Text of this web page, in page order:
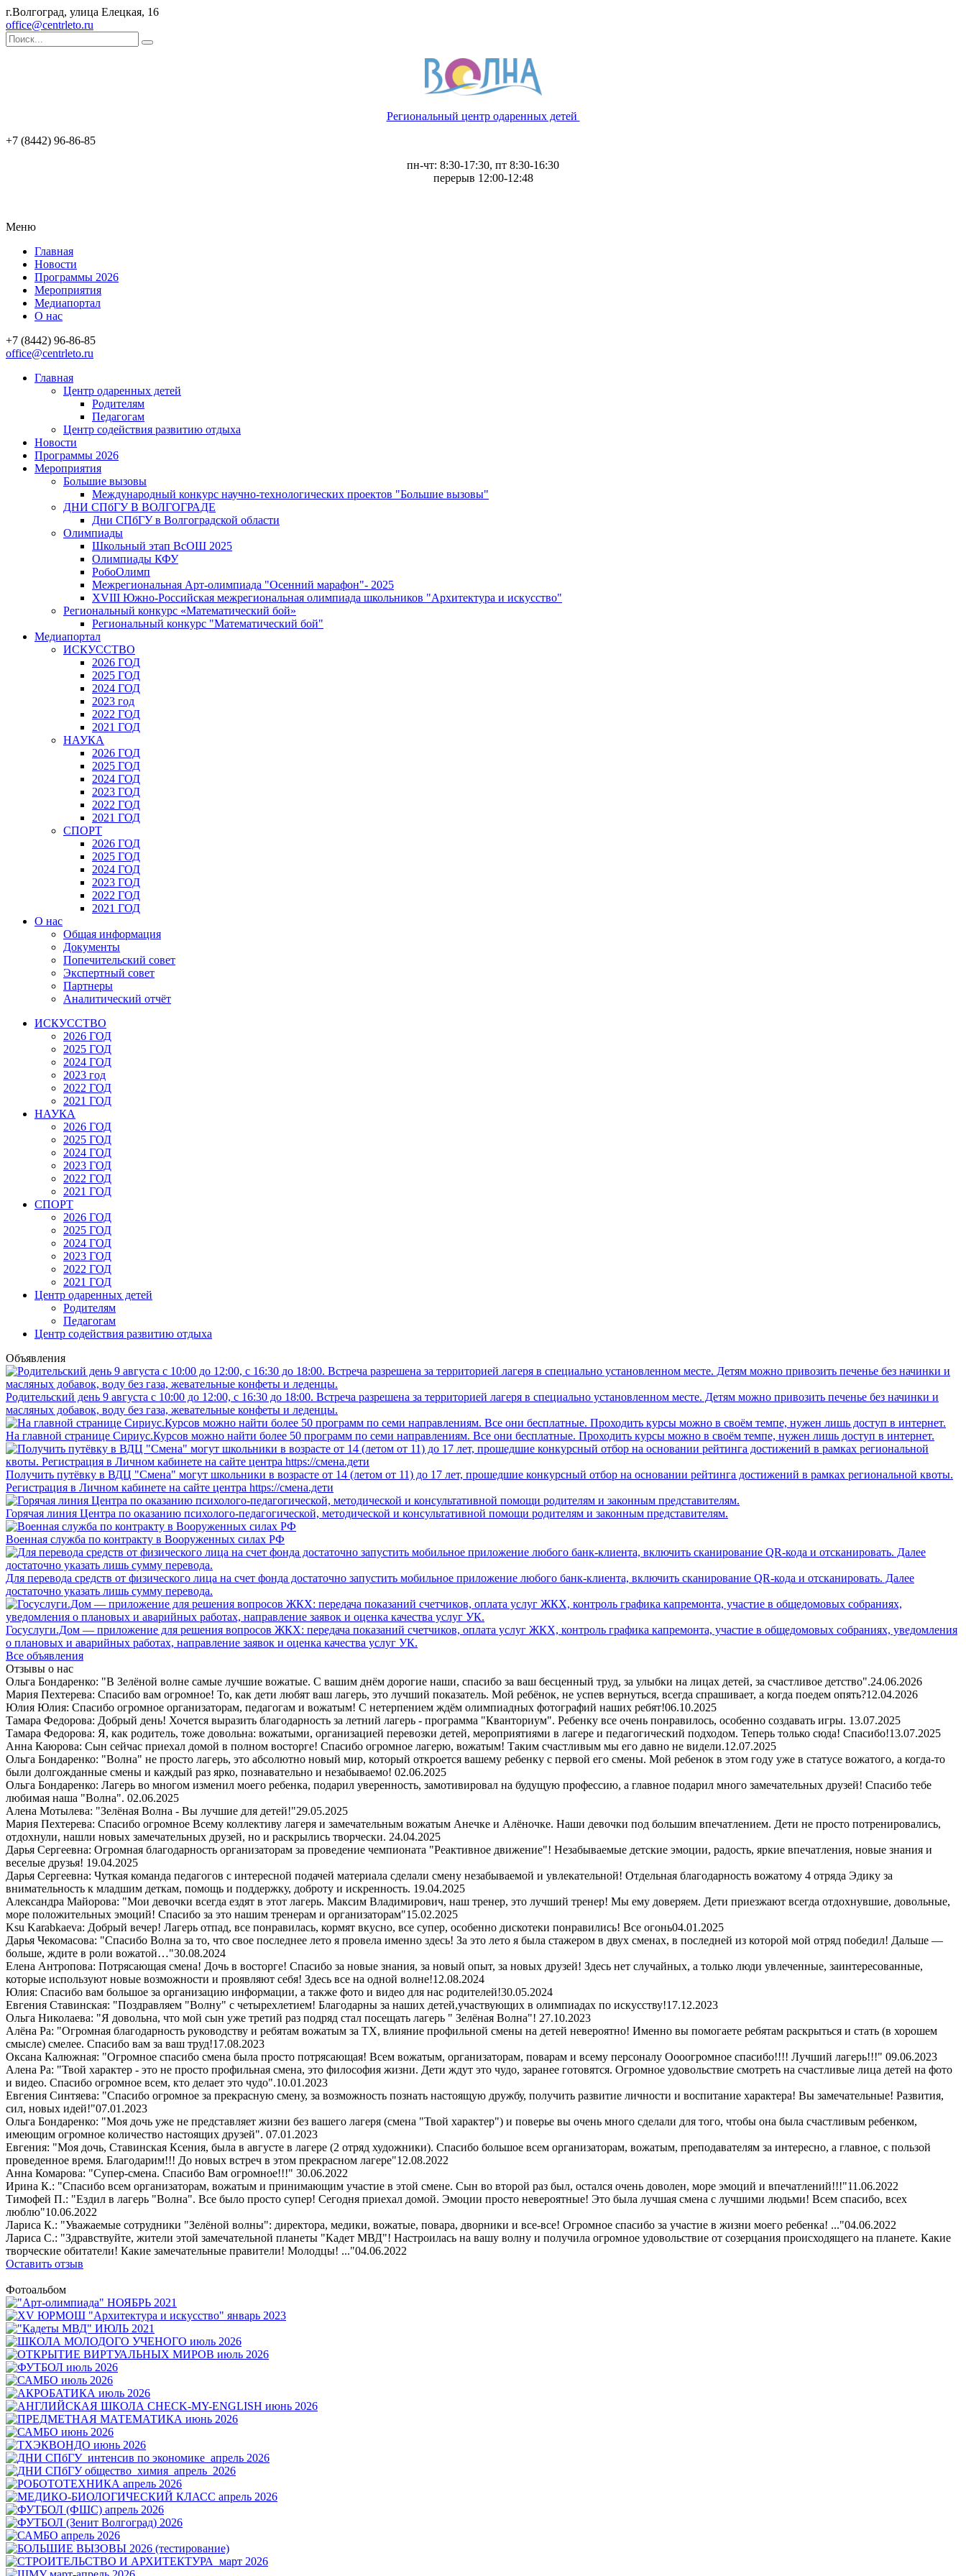
г.Волгоград, улица Елецкая, 16
office@centrleto.ru
Региональный центр одаренных детей
+7 (8442) 96-86-85
пн-чт: 8:30-17:30, пт 8:30-16:30
перерыв 12:00-12:48
Меню
Главная
Новости
Программы 2026
Мероприятия
Медиапортал
О нас
+7 (8442) 96-86-85
office@centrleto.ru
Главная
Центр одаренных детей
Родителям
Педагогам
Центр содействия развитию отдыха
Новости
Программы 2026
Мероприятия
Большие вызовы
Международный конкурс научно-технологических проектов "Большие вызовы"
ДНИ СПбГУ В ВОЛГОГРАДЕ
Дни СПбГУ в Волгоградской области
Олимпиады
Школьный этап ВсОШ 2025
Олимпиады КФУ
РобоОлимп
Межрегиональная Арт-олимпиада "Осенний марафон"- 2025
XVIII Южно-Российская межрегиональная олимпиада школьников "Архитектура и искусство"
Региональный конкурс «Математический бой»
Региональный конкурс "Математический бой"
Медиапортал
ИСКУССТВО
2026 ГОД
2025 ГОД
2024 ГОД
2023 год
2022 ГОД
2021 ГОД
НАУКА
2026 ГОД
2025 ГОД
2024 ГОД
2023 ГОД
2022 ГОД
2021 ГОД
СПОРТ
2026 ГОД
2025 ГОД
2024 ГОД
2023 ГОД
2022 ГОД
2021 ГОД
О нас
Общая информация
Документы
Попечительский совет
Экспертный совет
Партнеры
Аналитический отчёт
ИСКУССТВО
2026 ГОД
2025 ГОД
2024 ГОД
2023 год
2022 ГОД
2021 ГОД
НАУКА
2026 ГОД
2025 ГОД
2024 ГОД
2023 ГОД
2022 ГОД
2021 ГОД
СПОРТ
2026 ГОД
2025 ГОД
2024 ГОД
2023 ГОД
2022 ГОД
2021 ГОД
Центр одаренных детей
Родителям
Педагогам
Центр содействия развитию отдыха
Объявления
Родительский день 9 августа с 10:00 до 12:00, с 16:30 до 18:00. Встреча разрешена за территорией лагеря в специально установленном месте. Детям можно привозить печенье без начинки и
масляных добавок, воду без газа, жевательные конфеты и леденцы.
На главной странице Сириус.Курсов можно найти более 50 программ по семи направлениям. Все они бесплатные. Проходить курсы можно в своём темпе, нужен лишь доступ в интернет.
Получить путёвку в ВДЦ "Смена" могут школьники в возрасте от 14 (летом от 11) до 17 лет, прошедшие конкурсный отбор на основании рейтинга достижений в рамках региональной квоты.
Регистрация в Личном кабинете на сайте центра https://смена.дети
Горячая линия Центра по оказанию психолого-педагогической, методической и консультативной помощи родителям и законным представителям.
Военная служба по контракту в Вооруженных силах РФ
Для перевода средств от физического лица на счет фонда достаточно запустить мобильное приложение любого банк-клиента, включить сканирование QR-кода и отсканировать. Далее
достаточно указать лишь сумму перевода.
Госуслуги.Дом — приложение для решения вопросов ЖКХ: передача показаний счетчиков, оплата услуг ЖКХ, контроль графика капремонта, участие в общедомовых собраниях, уведомления
о плановых и аварийных работах, направление заявок и оценка качества услуг УК.
Все объявления
Отзывы о нас
Ольга Бондаренко: "В Зелёной волне самые лучшие вожатые. С вашим днём дорогие наши, спасибо за ваш бесценный труд, за улыбки на лицах детей, за счастливое детство".24.06.2026
Мария Пехтерева: Спасибо вам огромное! То, как дети любят ваш лагерь, это лучший показатель. Мой ребёнок, не успев вернуться, всегда спрашивает, а когда поедем опять?12.04.2026
Юлия Юлия: Спасибо огромное организаторам, педагогам и вожатым! С нетерпением ждём олимпиадных фотографий наших ребят!06.10.2025
Тамара Федорова: Добрый день! Хочется выразить благодарность за летний лагерь - программа "Кванториум". Ребенку все очень понравилось, особенно создавать игры. 13.07.2025
Тамара Федорова: Я, как родитель, тоже довольна: вожатыми, организацией перевозки детей, мероприятиями в лагере и педагогический подходом. Теперь только сюда! Спасибо!13.07.2025
Анна Каюрова: Сын сейчас приехал домой в полном восторге! Спасибо огромное лагерю, вожатым! Таким счастливым мы его давно не видели.12.07.2025
Ольга Бондаренко: "Волна" не просто лагерь, это абсолютно новый мир, который откроется вашему ребенку с первой его смены. Мой ребенок в этом году уже в статусе вожатого, а когда-то
были долгожданные смены и каждый раз ярко, познавательно и незабываемо! 02.06.2025
Ольга Бондаренко: Лагерь во многом изменил моего ребенка, подарил уверенность, замотивировал на будущую профессию, а главное подарил много замечательных друзей! Спасибо тебе
любимая наша "Волна". 02.06.2025
Алена Мотылева: "Зелёная Волна - Вы лучшие для детей!"29.05.2025
Мария Пехтерева: Спасибо огромное Всему коллективу лагеря и замечательным вожатым Анечке и Алёночке. Наши девочки под большим впечатлением. Дети не просто потренировались,
отдохнули, нашли новых замечательных друзей, но и раскрылись творчески. 24.04.2025
Дарья Сергеевна: Огромная благодарность организаторам за проведение чемпионата "Реактивное движение"! Незабываемые детские эмоции, радость, яркие впечатления, новые знания и
веселые друзья! 19.04.2025
Дарья Сергеевна: Чуткая команда педагогов с интересной подачей материала сделали смену незабываемой и увлекательной! Отдельная благодарность вожатому 4 отряда Эдику за
внимательность к младшим деткам, помощь и поддержку, доброту и искренность. 19.04.2025
Александра Майорова: "Мои девочки всегда ездят в этот лагерь. Максим Владимирович, наш тренер, это лучший тренер! Мы ему доверяем. Дети приезжают всегда отдохнувшие, довольные,
море положительных эмоций! Спасибо за это нашим тренерам и организаторам"15.02.2025
Ksu Karabkaeva: Добрый вечер! Лагерь отпад, все понравилась, кормят вкусно, все супер, особенно дискотеки понравились! Все огонь04.01.2025
Дарья Чекомасова: "Спасибо Волна за то, что свое последнее лето я провела именно здесь! За это лето я была стажером в двух сменах, в последней из которой мой отряд победил! Дальше —
больше, ждите в роли вожатой…"30.08.2024
Елена Антропова: Потрясающая смена! Дочь в восторге! Спасибо за новые знания, за новый опыт, за новых друзей! Здесь нет случайных, а только люди увлеченные, заинтересованные,
которые используют новые возможности и проявляют себя! Здесь все на одной волне!12.08.2024
Юлия: Спасибо вам большое за организацию информации, а также фото и видео для нас родителей!30.05.2024
Евгения Ставинская: "Поздравляем "Волну" с четырехлетием! Благодарны за наших детей,участвующих в олимпиадах по искусству!17.12.2023
Ольга Николаева: "Я довольна, что мой сын уже третий раз подряд стал посещать лагерь " Зелёная Волна"! 27.10.2023
Алёна Ра: "Огромная благодарность руководству и ребятам вожатым за ТХ, влияние профильной смены на детей невероятно! Именно вы помогаете ребятам раскрыться и стать (в хорошем
смысле) смелее. Спасибо вам за ваш труд!17.08.2023
Оксана Калюжная: "Огромное спасибо смена была просто потрясающая! Всем вожатым, организаторам, поварам и всему персоналу Оооогромное спасибо!!!! Лучший лагерь!!!" 09.06.2023
Алена Ра: "Твой характер - это не просто профильная смена, это философия жизни. Дети ждут это чудо, заранее готовятся. Огромное удовольствие смотреть на счастливые лица детей на фото
и видео. Спасибо огромное всем, кто делает это чудо".10.01.2023
Евгения Синтяева: "Спасибо огромное за прекрасную смену, за возможность познать настоящую дружбу, получить развитие личности и воспитание характера! Вы замечательные! Развития,
сил, новых идей!"07.01.2023
Ольга Бондаренко: "Моя дочь уже не представляет жизни без вашего лагеря (смена "Твой характер") и поверье вы очень много сделали для того, чтобы она была счастливым ребенком,
имеющим огромное количество настоящих друзей". 07.01.2023
Евгения: "Моя дочь, Ставинская Ксения, была в августе в лагере (2 отряд художники). Спасибо большое всем организаторам, вожатым, преподавателям за интересно, а главное, с пользой
проведенное время. Благодарим!!! До новых встреч в этом прекрасном лагере"12.08.2022
Анна Комарова: "Супер-смена. Спасибо Вам огромное!!!" 30.06.2022
Ирина К.: "Спасибо всем организаторам, вожатым и принимающим участие в этой смене. Сын во второй раз был, остался очень доволен, море эмоций и впечатлений!!!"11.06.2022
Тимофей П.: "Ездил в лагерь "Волна". Все было просто супер! Сегодня приехал домой. Эмоции просто невероятные! Это была лучшая смена с лучшими людьми! Всем спасибо, всех
люблю"10.06.2022
Лариса К.: "Уважаемые сотрудники "Зелёной волны": директора, медики, вожатые, повара, дворники и все-все! Огромное спасибо за участие в жизни моего ребенка! ..."04.06.2022
Лариса С.: "Здравствуйте, жители этой замечательной планеты "Кадет МВД"! Настроилась на вашу волну и получила огромное удовольствие от созерцания происходящего на планете. Какие
творческие обитатели! Какие замечательные правители! Молодцы! ..."04.06.2022
Оставить отзыв
Фотоальбом